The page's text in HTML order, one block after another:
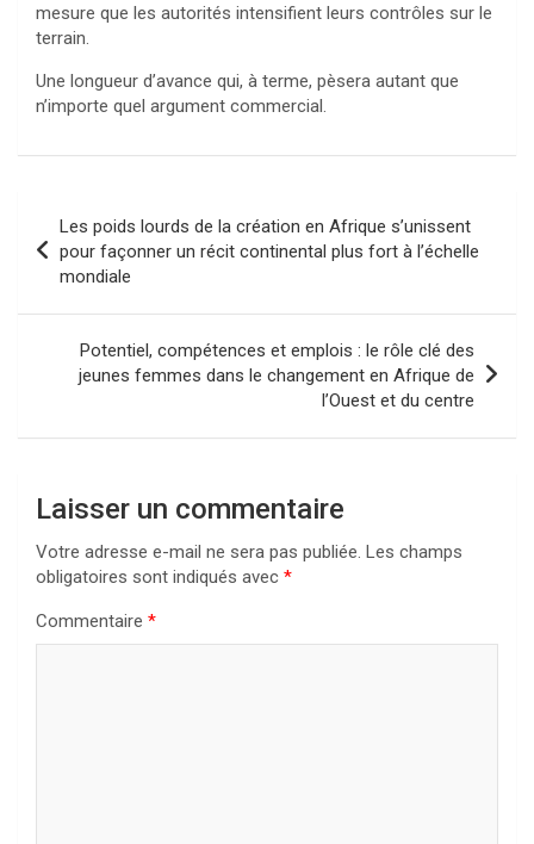
mesure que les autorités intensifient leurs contrôles sur le
terrain.
Une longueur d’avance qui, à terme, pèsera autant que
n’importe quel argument commercial.
de
l’article
Les poids lourds de la création en Afrique s’unissent
pour façonner un récit continental plus fort à l’échelle
mondiale
Potentiel, compétences et emplois : le rôle clé des
jeunes femmes dans le changement en Afrique de
l’Ouest et du centre
Laisser un commentaire
Votre adresse e-mail ne sera pas publiée. Les champs
obligatoires sont indiqués avec *
Commentaire *